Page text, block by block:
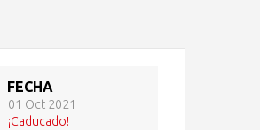
FECHA
01 Oct 2021
¡Caducado!